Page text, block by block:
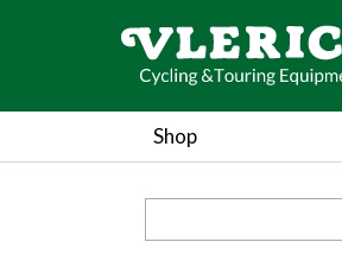
Shop